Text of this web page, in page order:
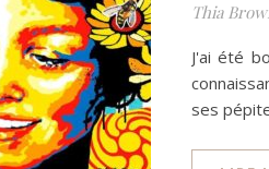
Thia
J'ai été
ses